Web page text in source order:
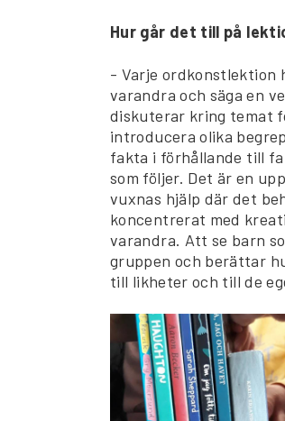
Hur går det till på
- Varje ordkonstlektion
varandra och säga en
diskuterar kring temat
introducera olika
fakta i förhållande till
som följer. Det är en
vuxnas hjälp där det
koncentrerat med
varandra. Att se barn
gruppen och berättar
till likheter och till de